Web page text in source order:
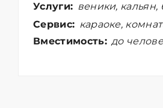
Услуги: веники,
Сервис: караоке,
Вместимость: до